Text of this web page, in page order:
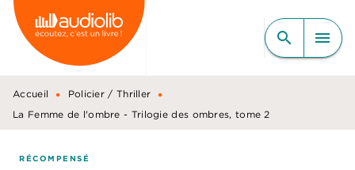
MENU RECHERCHE
CONTENU
PIED DE PAGE
search menu
Accueil • Policier / Thriller •
La Femme de l'ombre - Trilogie des ombres, tome 2
RÉCOMPENSÉ